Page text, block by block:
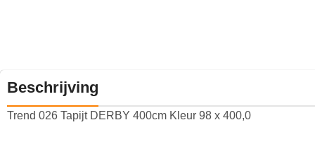
Beschrijving
Trend 026 Tapijt DERBY 400cm Kleur 98 x 400,0